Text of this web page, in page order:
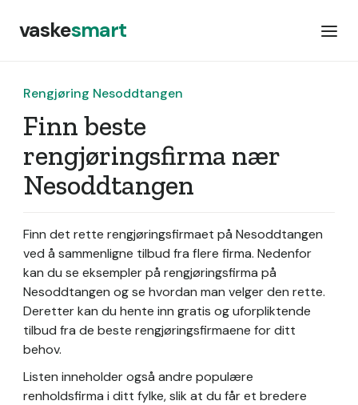
vaskesmart
Rengjøring Nesoddtangen
Finn beste
rengjøringsfirma nær
Nesoddtangen
Finn det rette rengjøringsfirmaet på Nesoddtangen
ved å sammenligne tilbud fra flere firma. Nedenfor
kan du se eksempler på rengjøringsfirma på
Nesoddtangen og se hvordan man velger den rette.
Deretter kan du hente inn gratis og uforpliktende
tilbud fra de beste rengjøringsfirmaene for ditt
behov.
Listen inneholder også andre populære
renholdsfirma i ditt fylke, slik at du får et bredere